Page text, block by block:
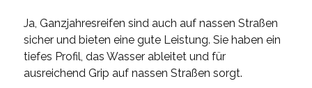
Ja, Ganzjahresreifen sind auch auf nassen Straßen
sicher und bieten eine gute Leistung. Sie haben ein
tiefes Profil, das Wasser ableitet und für
ausreichend Grip auf nassen Straßen sorgt.